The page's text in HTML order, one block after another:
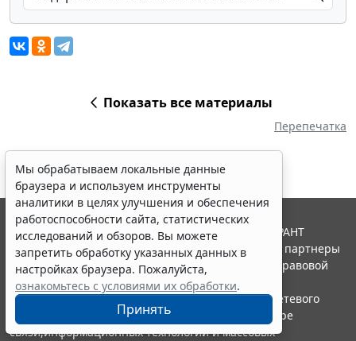
Показать все материалы
Перепечатка
Мы обрабатываем локальные данные
браузера и используем инструменты
аналитики в целях улучшения и обеспечения
работоспособности сайта, статистических
исследований и обзоров. Вы можете
запретить обработку указанных данных в
настройках браузера. Пожалуйста,
ознакомьтесь с условиями их обработки.
Принять
© ООО "НПП "ГАРАНТ-СЕРВИС", 2026. Система ГАРАНТ
выпускается с 1990 года. Компания "Гарант" и ее партнеры
являются участниками Российской ассоциации правовой
информации ГАРАНТ.
Портал ГАРАНТ.РУ зарегистрирован в качестве сетевого
издания Федеральной службой по надзору в сфере
связи,информационных технологий и массовых